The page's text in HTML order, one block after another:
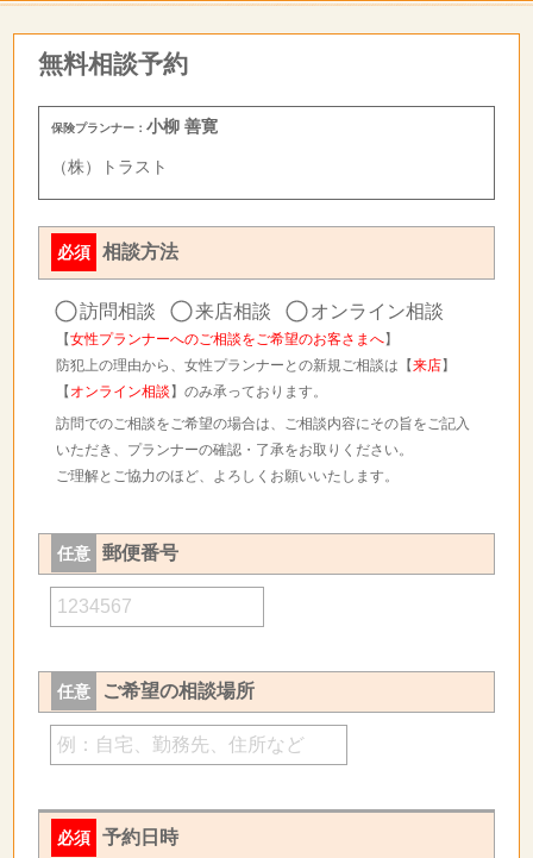
無料相談予約
保険プランナー：小柳 善寛
（株）トラスト
必須 相談方法
訪問相談 来店相談 オンライン相談
【女性プランナーへのご相談をご希望のお客さまへ】
防犯上の理由から、女性プランナーとの新規ご相談は【来店】
【 オンライン相談 】のみ承っております。
訪問でのご相談をご希望の場合は、ご相談内容にその旨をご記入
いただき、プランナーの確認・了承をお取りください。
ご理解とご協力のほど、よろしくお願いいたします。
任意 郵便番号
任意 ご希望の相談場所
必須 予約日時